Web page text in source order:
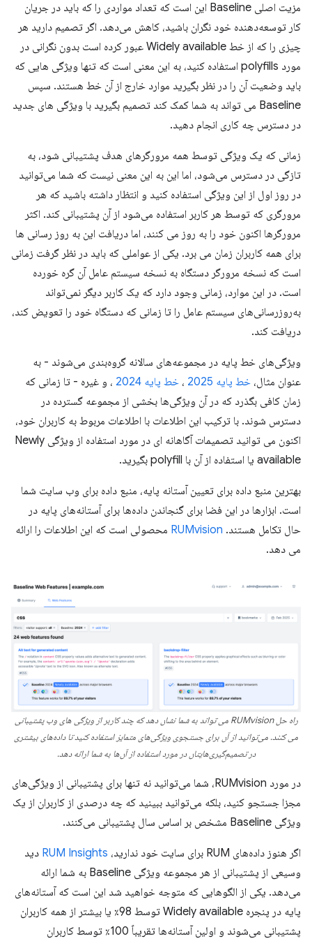
مزیت اصلی Baseline این است که تعداد مواردی را که باید در جریان
کار توسعه‌دهنده خود نگران باشید، کاهش می‌دهد. اگر تصمیم دارید هر
چیزی را که از خط Widely available عبور کرده است بدون نگرانی در
مورد polyfills استفاده کنید، به این معنی است که تنها ویژگی هایی که
باید وضعیت آن را در نظر بگیرید موارد خارج از آن خط هستند. سپس
Baseline می تواند به شما کمک کند تصمیم بگیرید با ویژگی های جدید
در دسترس چه کاری انجام دهید.
زمانی که یک ویژگی توسط همه مرورگرهای هدف پشتیبانی شود، به
تازگی در دسترس می‌شود، اما این به این معنی نیست که شما می‌توانید
در روز اول از این ویژگی استفاده کنید و انتظار داشته باشید که هر
مرورگری که توسط هر کاربر استفاده می‌شود از آن پشتیبانی کند. اکثر
مرورگرها اکنون خود را به روز می کنند، اما دریافت این به روز رسانی ها
برای همه کاربران زمان می برد. یکی از عواملی که باید در نظر گرفت زمانی
است که نسخه مرورگر دستگاه به نسخه سیستم عامل آن گره خورده
است. در این موارد، زمانی وجود دارد که یک کاربر دیگر نمی‌تواند
به‌روزرسانی‌های سیستم عامل را تا زمانی که دستگاه خود را تعویض کند،
دریافت کند.
ویژگی‌های خط پایه در مجموعه‌های سالانه گروه‌بندی می‌شوند - به
عنوان مثال، خط پایه 2025 ، خط پایه 2024
، و غیره - تا زمانی که
زمان کافی بگذرد که در آن ویژگی‌ها بخشی از مجموعه گسترده در
دسترس شوند. با ترکیب این اطلاعات با اطلاعات مربوط به کاربران خود،
اکنون می توانید تصمیمات آگاهانه ای در مورد استفاده از ویژگی Newly
available یا استفاده از آن با polyfill بگیرید.
بهترین منبع داده برای تعیین آستانه پایه، منبع داده برای وب سایت شما
است. ابزارها در این فضا برای گنجاندن داده‌ها برای آستانه‌های پایه در
حال تکامل هستند. RUMvision محصولی است که این اطلاعات را ارائه
می دهد.
راه حل RUMvision می تواند به شما نشان دهد که چند کاربر از ویژگی های وب پشتیبانی
می کنند. می‌توانید از آن برای جستجوی ویژگی‌های متمایز استفاده کنید تا داده‌های بیشتری
در تصمیم‌گیری‌هایتان در مورد استفاده از آن‌ها به شما ارائه دهد.
در مورد RUMvision، شما می‌توانید نه تنها برای پشتیبانی از ویژگی‌های
مجزا جستجو کنید، بلکه می‌توانید ببینید که چه درصدی از کاربران از یک
ویژگی Baseline مشخص بر اساس سال پشتیبانی می‌کنند.
اگر هنوز داده‌های RUM برای سایت خود ندارید، RUM Insights دید
وسیعی از پشتیبانی از هر مجموعه ویژگی Baseline به شما ارائه
می‌دهد. یکی از الگوهایی که متوجه خواهید شد این است که آستانه‌های
پایه در پنجره Widely available توسط 98٪ یا بیشتر از همه کاربران
پشتیبانی می‌شوند و اولین آستانه‌ها تقریباً 100٪ توسط کاربران